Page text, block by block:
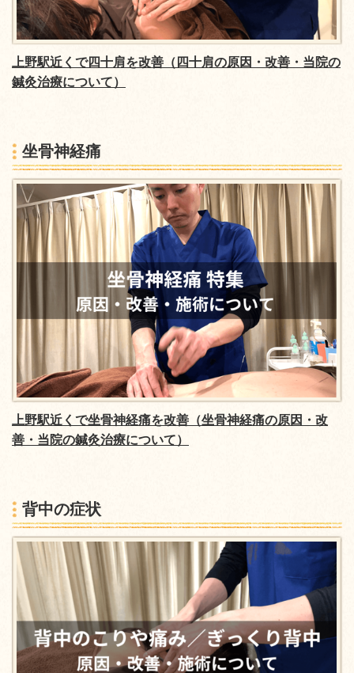
上野駅近くで四十肩を改善（四十肩の原因・改善・当院の
鍼灸治療について）
坐骨神経痛
上野駅近くで坐骨神経痛を改善（坐骨神経痛の原因・改
善・当院の鍼灸治療について）
背中の症状